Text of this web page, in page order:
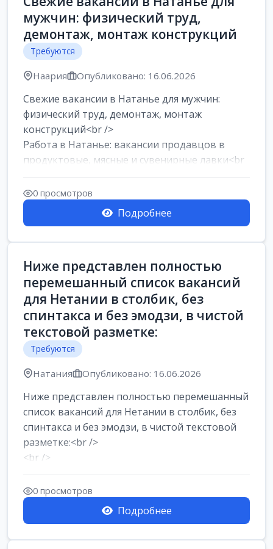
мужчин: физический труд,
демонтаж, монтаж конструкций
Требуются
Наария Опубликовано: 16.06.2026
Свежие вакансии в Натанье для мужчин:
физический труд, демонтаж, монтаж
конструкций<br />
Работа в Натанье: вакансии продавцов в
продуктовые, мясные и сувенирные лавки<br
/>
Разнорабочий на сборку м...
0 просмотров
Подробнее
Ниже представлен полностью
перемешанный список вакансий
для Нетании в столбик, без
спинтакса и без эмодзи, в чистой
текстовой разметке:
Требуются
Натания Опубликовано: 16.06.2026
Ниже представлен полностью перемешанный
список вакансий для Нетании в столбик, без
спинтакса и без эмодзи, в чистой текстовой
разметке:<br />
<br />
Работа в Нетании на мебельном
производстве: требу...
0 просмотров
Подробнее